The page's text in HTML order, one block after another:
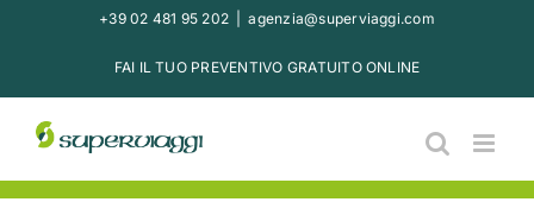
+39 02 481 95 202 agenzia@superviaggi.com
FAI IL TUO PREVENTIVO GRATUITO ONLINE